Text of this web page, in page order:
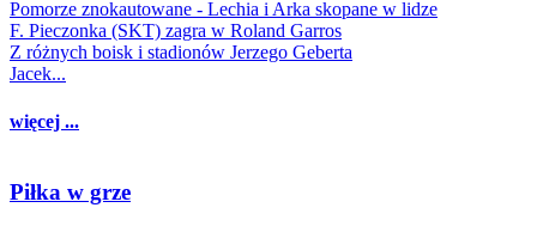
Pomorze znokautowane - Lechia i Arka skopane w lidze
F. Pieczonka (SKT) zagra w Roland Garros
Z różnych boisk i stadionów Jerzego Geberta
Jacek...
więcej ...
Piłka w grze